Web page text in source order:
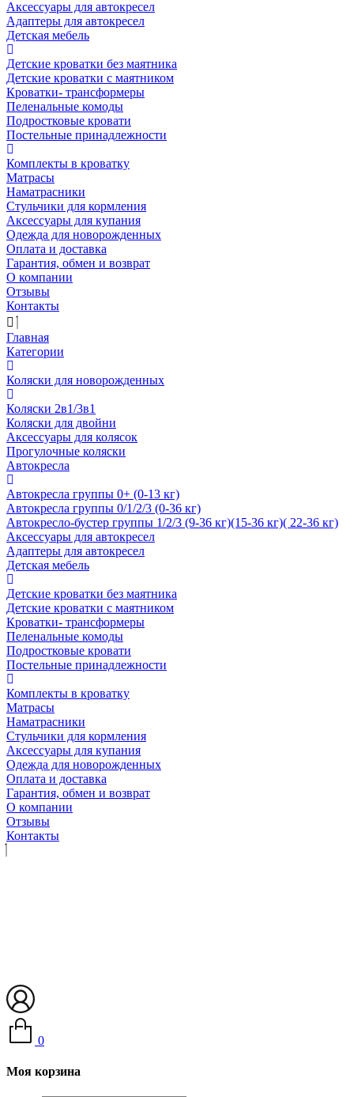
Аксессуары для автокресел
Адаптеры для автокресел
Детская мебель
Детские кроватки без маятника
Детские кроватки с маятником
Кроватки- трансформеры
Пеленальные комоды
Подростковые кровати
Постельные принадлежности
Комплекты в кроватку
Матрасы
Наматрасники
Стульчики для кормления
Аксессуары для купания
Одежда для новорожденных
Оплата и доставка
Гарантия, обмен и возврат
О компании
Отзывы
Контакты
Главная
Категории
Коляски для новорожденных
Коляски 2в1/3в1
Коляски для двойни
Аксессуары для колясок
Прогулочные коляски
Автокресла
Автокресла группы 0+ (0-13 кг)
Автокресла группы 0/1/2/3 (0-36 кг)
Автокресло-бустер группы 1/2/3 (9-36 кг)(15-36 кг)( 22-36 кг)
Аксессуары для автокресел
Адаптеры для автокресел
Детская мебель
Детские кроватки без маятника
Детские кроватки с маятником
Кроватки- трансформеры
Пеленальные комоды
Подростковые кровати
Постельные принадлежности
Комплекты в кроватку
Матрасы
Наматрасники
Стульчики для кормления
Аксессуары для купания
Одежда для новорожденных
Оплата и доставка
Гарантия, обмен и возврат
О компании
Отзывы
Контакты
0
Моя корзина